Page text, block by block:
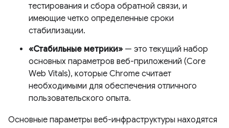
тестирования и сбора обратной связи, и
имеющие четко определенные сроки
стабилизации.
«Стабильные метрики» — это текущий набор
основных параметров веб-приложений (Core
Web Vitals), которые Chrome считает
необходимыми для обеспечения отличного
пользовательского опыта.
Основные параметры веб-инфраструктуры находятся